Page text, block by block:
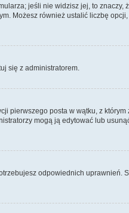
jeśli nie widzisz jej, to
Możesz również ustalić liczbę
się z administratorem.
pierwszego posta w wątku, z
mogą ją edytować lub
odpowiednich uprawnień.